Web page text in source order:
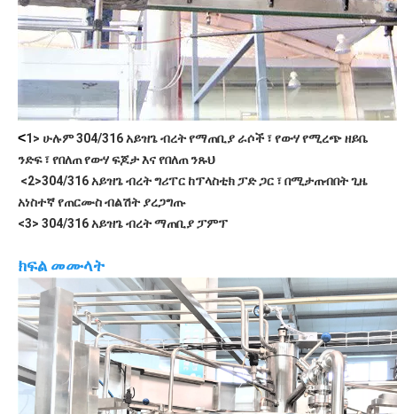
<1> ሁሉም 304/316 አይዝጌ ብረት የማጠቢያ ራሶች ፣ የውሃ የሚረጭ ዘይቤ
ንድፍ ፣ የበለጠ የውሃ ፍጆታ እና የበለጠ ንጹህ
<2>304/316 አይዝጌ ብረት ግሪፐር ከፕላስቲክ ፓድ ጋር ፣ በሚታጠብበት ጊዜ
አነስተኛ የጠርሙስ ብልሽት ያረጋግጡ
<3> 304/316 አይዝጌ ብረት ማጠቢያ ፓምፕ
ክፍል መሙላት